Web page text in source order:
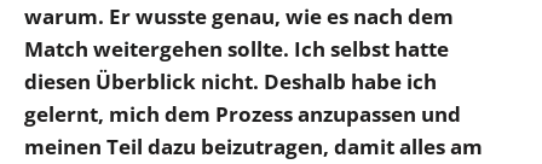
warum. Er wusste genau, wie es nach dem
Match weitergehen sollte. Ich selbst hatte
diesen Überblick nicht. Deshalb habe ich
gelernt, mich dem Prozess anzupassen und
meinen Teil dazu beizutragen, damit alles am